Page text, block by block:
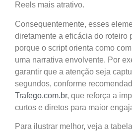
Reels mais atrativo.
Consequentemente, esses
diretamente a eficácia do roteiro
porque o script orienta como
uma narrativa envolvente. Por
garantir que a atenção seja
segundos, conforme
Trafego.com.br, que reforça a
curtos e diretos para maior
Para ilustrar melhor, veja a